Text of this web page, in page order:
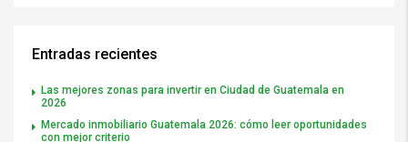
Entradas recientes
Las mejores zonas para invertir en Ciudad de Guatemala en
2026
Mercado inmobiliario Guatemala 2026: cómo leer oportunidades
con mejor criterio